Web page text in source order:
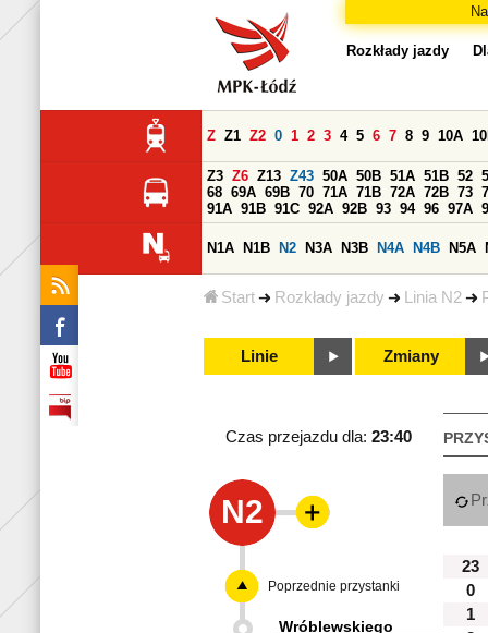
Start Rozkłady jazdy Linia N2
Rozkłady jazdy
Z Z1 Z2 0 1 2 3 4 5 6 7 8 9 10A
Z3 Z6 Z13 Z43 50A 50B 51A 51B 52
68 69A 69B 70 71A 71B 72A 72B 73
91A 91B 91C 92A 92B 93 94 96 97A
N1A N1B N2 N3A N3B N4A N4B N5A
Linie Zmiany
Czas przejazdu dla: 23:40
N2
23
0
1
Poprzednie przystanki
Wróblewskiego